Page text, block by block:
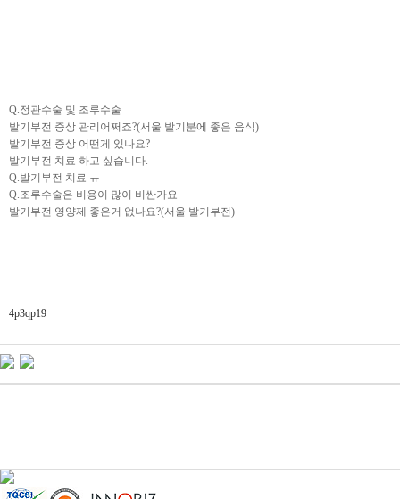
Q.정관수술 및 조루수술
발기부전 증상 관리어쩌죠?(서울 발기분에 좋은 음식)
발기부전 증상 어떤게 있나요?
발기부전 치료 하고 싶습니다.
Q.발기부전 치료 ㅠ
Q.조루수술은 비용이 많이 비싼가요
발기부전 영양제 좋은거 없나요?(서울 발기부전)
4p3qp19